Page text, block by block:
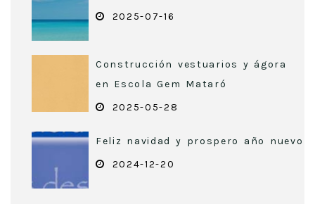
2025-07-16
Construcción vestuarios y ágora
en Escola Gem Mataró
2025-05-28
Feliz navidad y prospero año nuevo
2024-12-20